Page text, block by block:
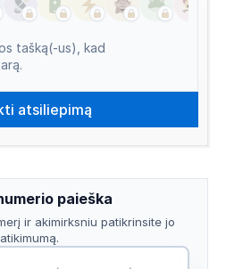
tašką(-us), kad
paieška
ir akimirksniu patikrinsite jo